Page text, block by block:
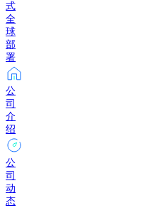
式
全
球
部
署
公
司
介
绍
公
司
动
态